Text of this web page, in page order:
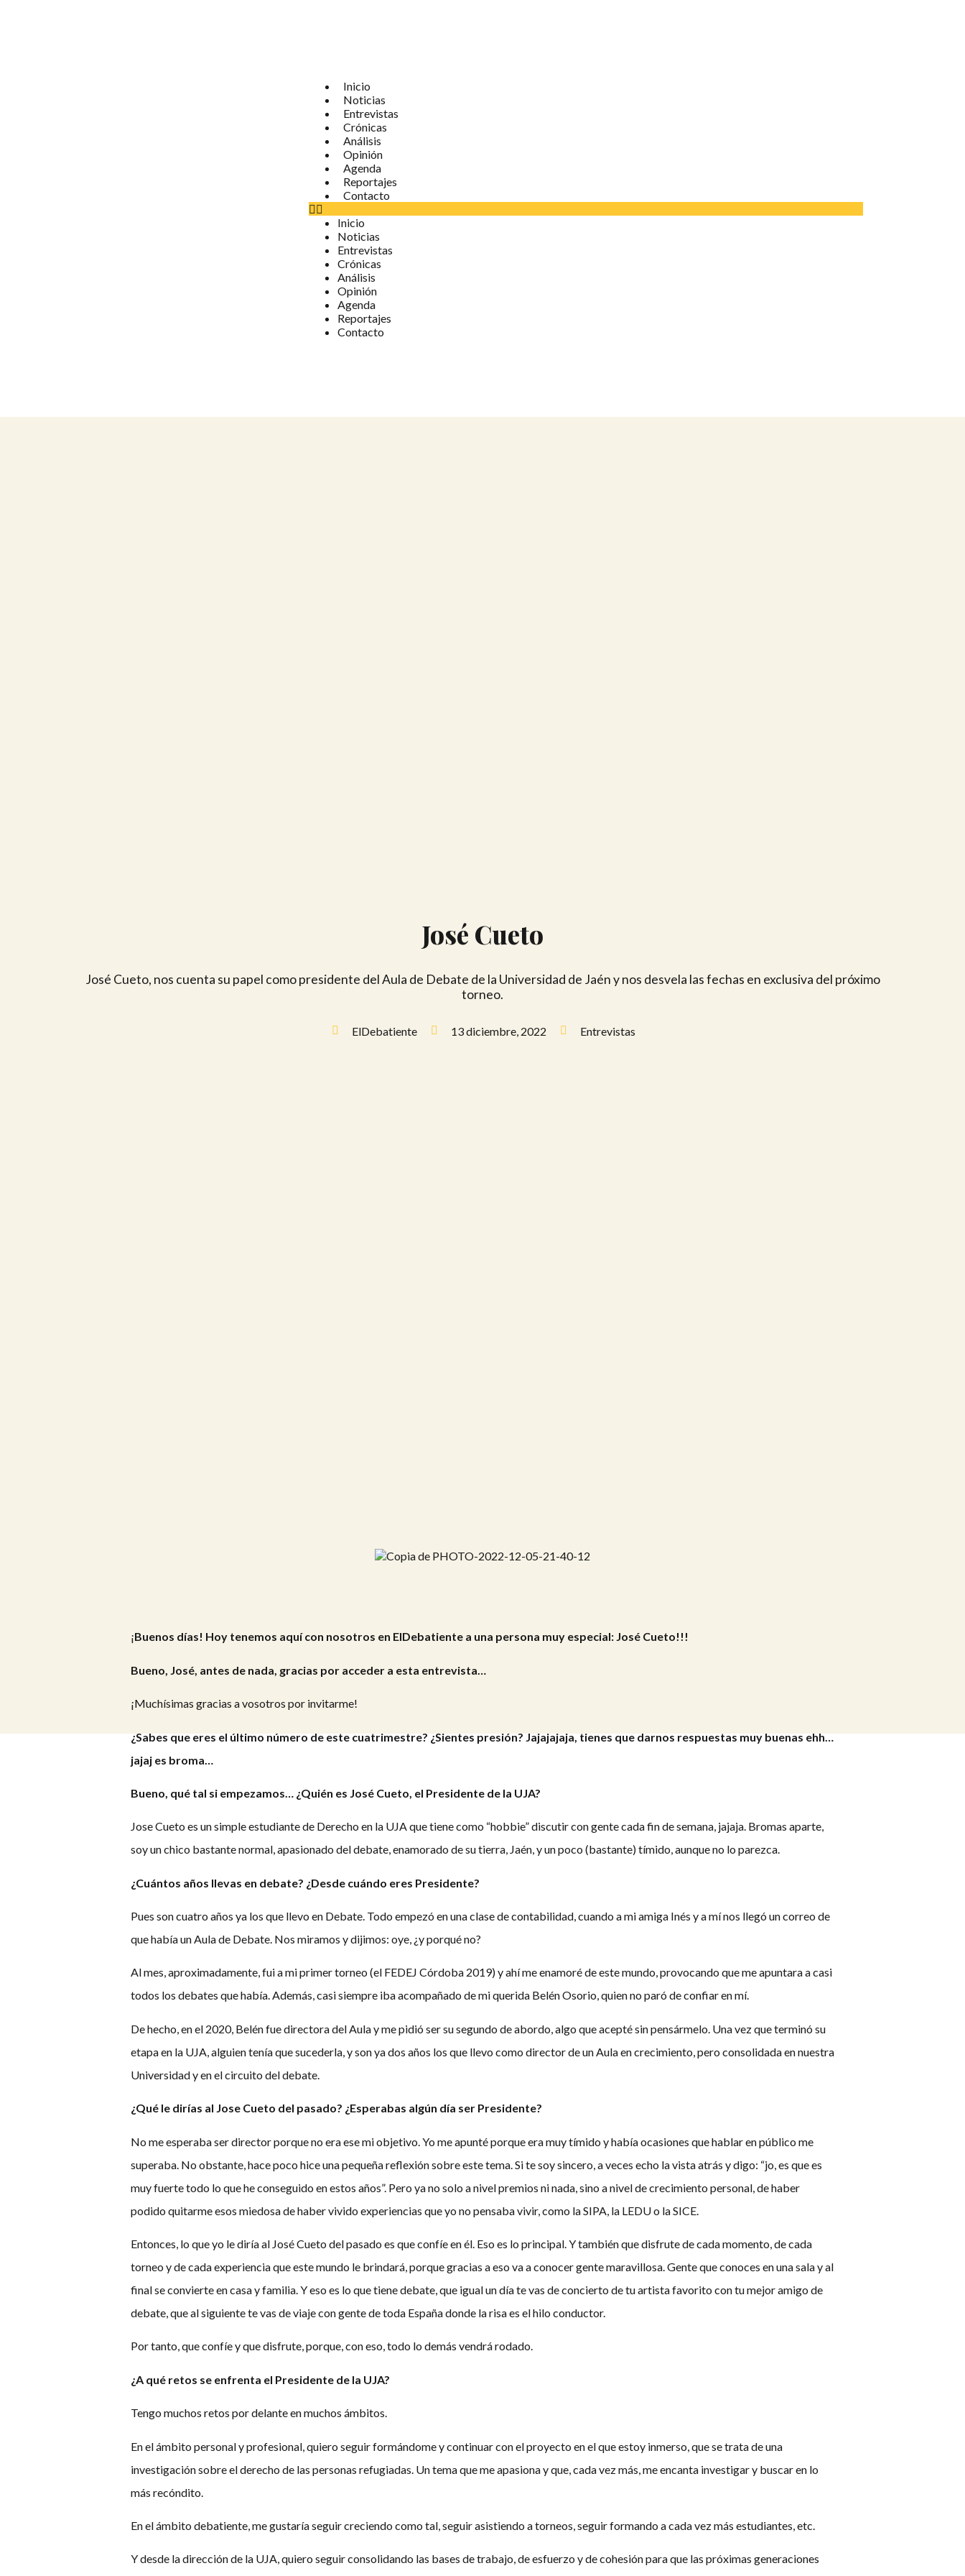
Inicio
Noticias
Entrevistas
Crónicas
Análisis
Opinión
Agenda
Reportajes
Contacto
Inicio
Noticias
Entrevistas
Crónicas
Análisis
Opinión
Agenda
Reportajes
Contacto
José Cueto
José Cueto, nos cuenta su papel como presidente del Aula de Debate de la Universidad de Jaén y nos desvela las fechas en exclusiva del próximo
torneo.
ElDebatiente 13 diciembre, 2022 Entrevistas
¡Buenos días! Hoy tenemos aquí con nosotros en ElDebatiente a una persona muy especial: José Cueto!!!
Bueno, José, antes de nada, gracias por acceder a esta entrevista…
¡Muchísimas gracias a vosotros por invitarme!
¿Sabes que eres el último número de este cuatrimestre? ¿Sientes presión? Jajajajaja, tienes que darnos respuestas muy buenas ehh…
jajaj es broma…
Bueno, qué tal si empezamos… ¿Quién es José Cueto, el Presidente de la UJA?
Jose Cueto es un simple estudiante de Derecho en la UJA que tiene como “hobbie” discutir con gente cada fin de semana, jajaja. Bromas aparte,
soy un chico bastante normal, apasionado del debate, enamorado de su tierra, Jaén, y un poco (bastante) tímido, aunque no lo parezca.
¿Cuántos años llevas en debate? ¿Desde cuándo eres Presidente?
Pues son cuatro años ya los que llevo en Debate. Todo empezó en una clase de contabilidad, cuando a mi amiga Inés y a mí nos llegó un correo de
que había un Aula de Debate. Nos miramos y dijimos: oye, ¿y porqué no?
Al mes, aproximadamente, fui a mi primer torneo (el FEDEJ Córdoba 2019) y ahí me enamoré de este mundo, provocando que me apuntara a casi
todos los debates que había. Además, casi siempre iba acompañado de mi querida Belén Osorio, quien no paró de confiar en mí.
De hecho, en el 2020, Belén fue directora del Aula y me pidió ser su segundo de abordo, algo que acepté sin pensármelo. Una vez que terminó su
etapa en la UJA, alguien tenía que sucederla, y son ya dos años los que llevo como director de un Aula en crecimiento, pero consolidada en nuestra
Universidad y en el circuito del debate.
¿Qué le dirías al Jose Cueto del pasado? ¿Esperabas algún día ser Presidente?
No me esperaba ser director porque no era ese mi objetivo. Yo me apunté porque era muy tímido y había ocasiones que hablar en público me
superaba. No obstante, hace poco hice una pequeña reflexión sobre este tema. Si te soy sincero, a veces echo la vista atrás y digo: “jo, es que es
muy fuerte todo lo que he conseguido en estos años”. Pero ya no solo a nivel premios ni nada, sino a nivel de crecimiento personal, de haber
podido quitarme esos miedosa de haber vivido experiencias que yo no pensaba vivir, como la SIPA, la LEDU o la SICE.
Entonces, lo que yo le diría al José Cueto del pasado es que confíe en él. Eso es lo principal. Y también que disfrute de cada momento, de cada
torneo y de cada experiencia que este mundo le brindará, porque gracias a eso va a conocer gente maravillosa. Gente que conoces en una sala y al
final se convierte en casa y familia. Y eso es lo que tiene debate, que igual un día te vas de concierto de tu artista favorito con tu mejor amigo de
debate, que al siguiente te vas de viaje con gente de toda España donde la risa es el hilo conductor.
Por tanto, que confíe y que disfrute, porque, con eso, todo lo demás vendrá rodado.
¿A qué retos se enfrenta el Presidente de la UJA?
Tengo muchos retos por delante en muchos ámbitos.
En el ámbito personal y profesional, quiero seguir formándome y continuar con el proyecto en el que estoy inmerso, que se trata de una
investigación sobre el derecho de las personas refugiadas. Un tema que me apasiona y que, cada vez más, me encanta investigar y buscar en lo
más recóndito.
En el ámbito debatiente, me gustaría seguir creciendo como tal, seguir asistiendo a torneos, seguir formando a cada vez más estudiantes, etc.
Y desde la dirección de la UJA, quiero seguir consolidando las bases de trabajo, de esfuerzo y de cohesión para que las próximas generaciones